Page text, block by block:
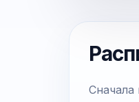
Сначала